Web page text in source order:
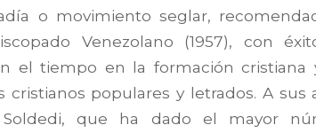
o movimiento seglar,
Venezolano (1957), con
el tiempo en la formación cristiana
cristianos populares y letrados. A sus
que ha dado el mayor